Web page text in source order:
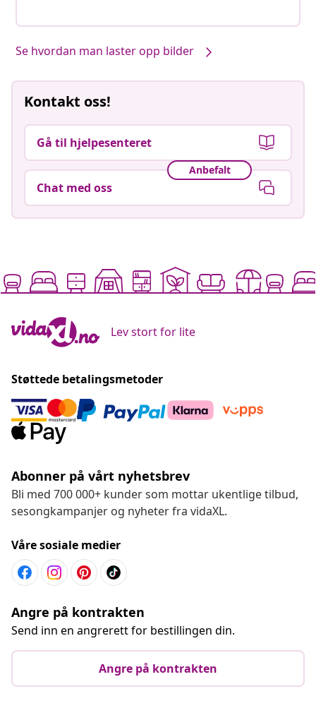
Se hvordan man laster opp bilder
Kontakt oss!
Gå til hjelpesenteret
Anbefalt
Chat med oss
Lev stort for lite
Støttede betalingsmetoder
Abonner på vårt nyhetsbrev
Bli med 700 000+ kunder som mottar ukentlige tilbud,
sesongkampanjer og nyheter fra vidaXL.
Våre sosiale medier
Angre på kontrakten
Send inn en angrerett for bestillingen din.
Angre på kontrakten